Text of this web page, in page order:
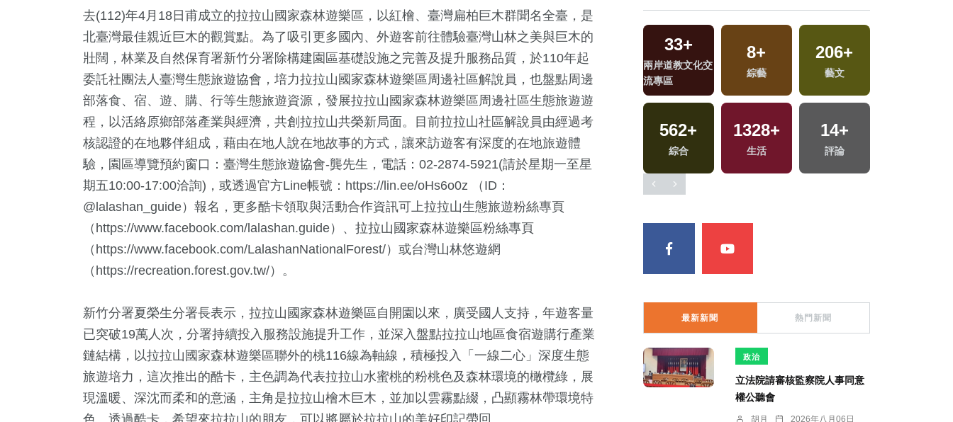
去(112)年4月18日甫成立的拉拉山國家森林遊樂區，以紅檜、臺灣扁柏巨木群聞名全臺，是
北臺灣最佳親近巨木的觀賞點。為了吸引更多國內、外遊客前往體驗臺灣山林之美與巨木的
壯闊，林業及自然保育署新竹分署除構建園區基礎設施之完善及提升服務品質，於110年起
委託社團法人臺灣生態旅遊協會，培力拉拉山國家森林遊樂區周邊社區解說員，也盤點周邊
部落食、宿、遊、購、行等生態旅遊資源，發展拉拉山國家森林遊樂區周邊社區生態旅遊遊
程，以活絡原鄉部落產業與經濟，共創拉拉山共榮新局面。目前拉拉山社區解說員由經過考
核認證的在地夥伴組成，藉由在地人說在地故事的方式，讓來訪遊客有深度的在地旅遊體
驗，園區導覽預約窗口：臺灣生態旅遊協會-龔先生，電話：02-2874-5921(請於星期一至星
期五10:00-17:00洽詢)，或透過官方Line帳號：https://lin.ee/oHs6o0z （ID：
@lalashan_guide）報名，更多酷卡領取與活動合作資訊可上拉拉山生態旅遊粉絲專頁
（https://www.facebook.com/lalashan.guide）、拉拉山國家森林遊樂區粉絲專頁
（https://www.facebook.com/LalashanNationalForest/）或台灣山林悠遊網
（https://recreation.forest.gov.tw/）。
新竹分署夏榮生分署長表示，拉拉山國家森林遊樂區自開園以來，廣受國人支持，年遊客量
已突破19萬人次，分署持續投入服務設施提升工作，並深入盤點拉拉山地區食宿遊購行產業
鏈結構，以拉拉山國家森林遊樂區聯外的桃116線為軸線，積極投入「一線二心」深度生態
旅遊培力，這次推出的酷卡，主色調為代表拉拉山水蜜桃的粉桃色及森林環境的橄欖綠，展
現溫暖、深沈而柔和的意涵，主角是拉拉山檜木巨木，並加以雲霧點綴，凸顯霧林帶環境特
色。透過酷卡，希望來拉拉山的朋友，可以將屬於拉拉山的美好印記帶回。
+
福建林公信俗文
136+
運動
+
司法放大鏡
27+
2024立委選戰
59+
美食
54+
影視
1116+
社會
463+
健康及醫療
281+
熱門
3+
兩岸佛教文化交
流專區
893
33+
兩岸道教文化交
流專區
8+
綜藝
206+
藝文
562+
綜合
1328+
生活
14+
評論
最新新聞 熱門新聞
政治
立法院請審核監察院人事同意
權公聽會
胡月
2026年八月06日